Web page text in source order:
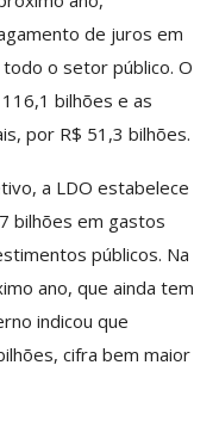
de juros em
o setor público. O
bilhões e as
por R$ 51,3 bilhões.
a LDO estabelece
bilhões em gastos
públicos. Na
ano, que ainda tem
indicou que
cifra bem maior